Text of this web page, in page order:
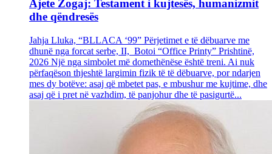
Ajete Zogaj: Testament i kujtesës, humanizmit
dhe qëndresës
Jahja Lluka, “BLLACA ‘99” Përjetimet e të dëbuarve me
dhunë nga forcat serbe, II, Botoi “Office Printy” Prishtinë,
2026 Një nga simbolet më domethënëse është treni. Ai nuk
përfaqëson thjeshtë largimin fizik të të dëbuarve, por ndarjen
mes dy botëve: asaj që mbetet pas, e mbushur me kujtime, dhe
asaj që i pret në vazhdim, të panjohur dhe të pasigurtë...